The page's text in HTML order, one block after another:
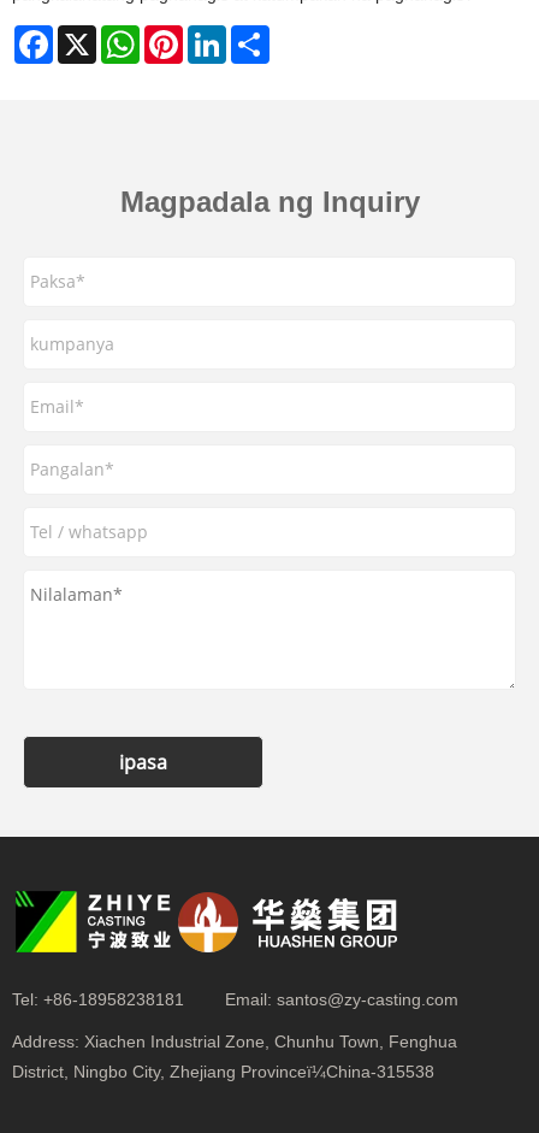
Facebook
X WhatsAppPinterestLinkedIn
Magpadala ng Inquiry
ipasa
Tel: +86-18958238181 Email: santos@zy-casting.com
Address: Xiachen Industrial Zone, Chunhu Town, Fenghua
District, Ningbo City, Zhejiang Provinceï¼China-315538